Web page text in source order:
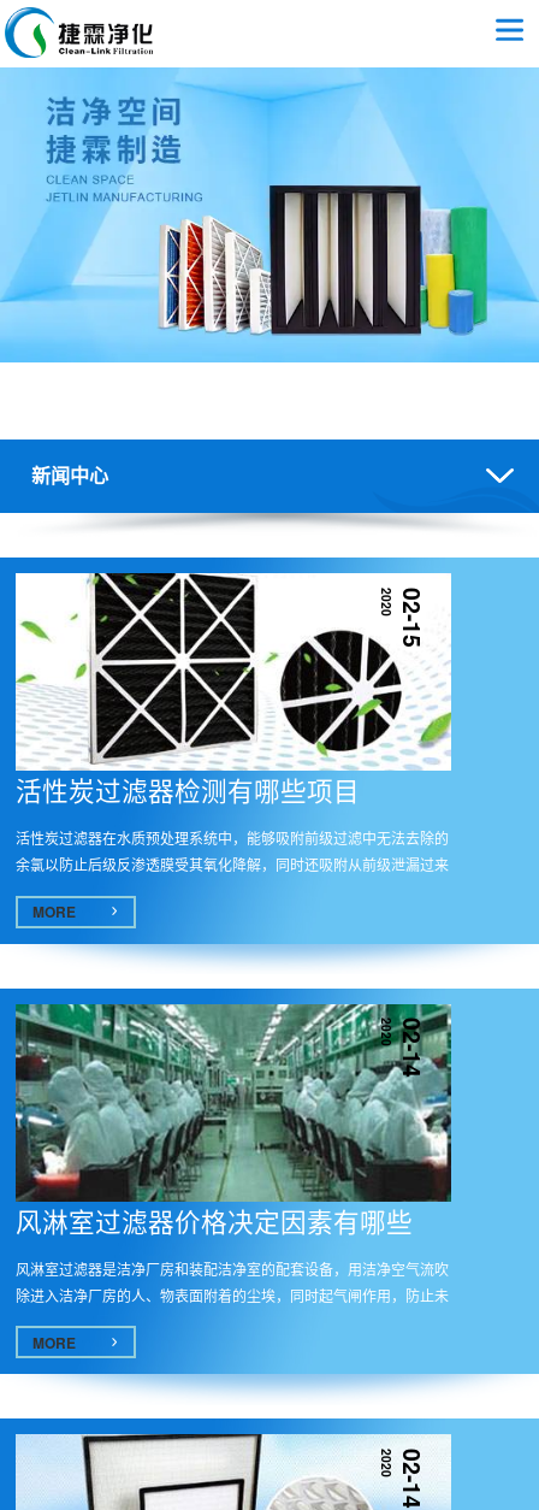
新闻中心
空气过滤器/过滤棉应用及报价-空气过滤行业新闻-广州捷霖净化
02-15
2020
活性炭过滤器检测有哪些项目
活性炭过滤器在水质预处理系统中，能够吸附前级过滤中无法去除的
余氯以防止后级反渗透膜受其氧化降解，同时还吸附从前级泄漏过来
的小...
MORE
02-14
2020
风淋室过滤器价格决定因素有哪些
风淋室过滤器是洁净厂房和装配洁净室的配套设备，用洁净空气流吹
除进入洁净厂房的人、物表面附着的尘埃，同时起气闸作用，防止未
经净...
MORE
02-14
2020